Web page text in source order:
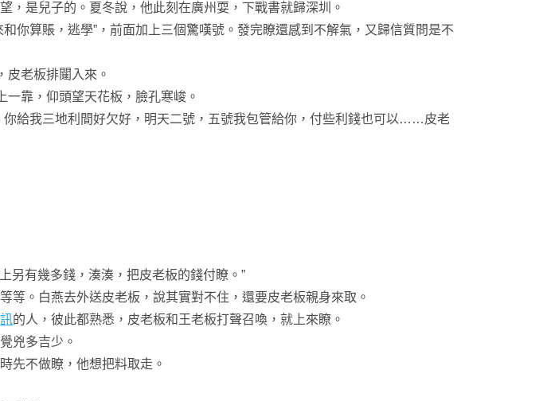
是兒子的。夏冬說，他此刻在廣州耍，下戰書就歸深圳。
你算賬，逃學”，前面加上三個驚嘆號。發完瞭還感到不解氣，又歸信質問是不
老板排闥入來。
靠，仰頭望天花板，臉孔寒峻。
給我三地利間好欠好，明天二號，五號我包管給你，付些利錢也可以……皮老
有幾多錢，湊湊，把皮老板的錢付瞭。”
。白燕去外送皮老板，說其實對不住，還要皮老板親身來取。
的人，彼此都熟悉，皮老板和王老板打聲召喚，就上來瞭。
兇多吉少。
不做瞭，他想把料取走。